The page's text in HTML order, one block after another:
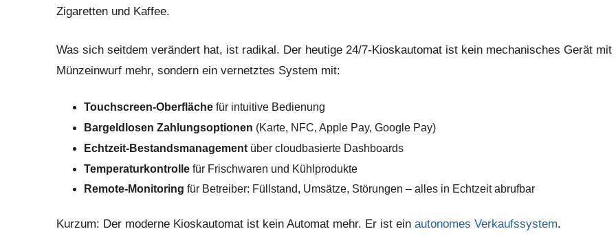
Zigaretten und Kaffee.
Was sich seitdem verändert hat, ist radikal. Der heutige 24/7-Kioskautomat ist kein mechanisches Gerät mit
Münzeinwurf mehr, sondern ein vernetztes System mit:
Touchscreen-Oberfläche für intuitive Bedienung
Bargeldlosen Zahlungsoptionen (Karte, NFC, Apple Pay, Google Pay)
Echtzeit-Bestandsmanagement über cloudbasierte Dashboards
Temperaturkontrolle für Frischwaren und Kühlprodukte
Remote-Monitoring für Betreiber: Füllstand, Umsätze, Störungen – alles in Echtzeit abrufbar
Kurzum: Der moderne Kioskautomat ist kein Automat mehr. Er ist ein autonomes Verkaufssystem.